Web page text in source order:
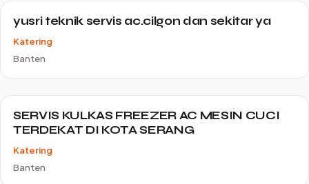
yusri teknik servis ac.cilgon dan sekitar ya
Katering
Banten
SERVIS KULKAS FREEZER AC MESIN CUCI
TERDEKAT DI KOTA SERANG
Katering
Banten